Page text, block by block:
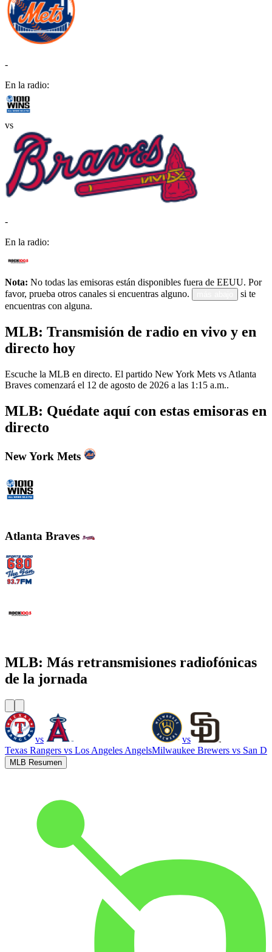
-
En la radio:
vs
-
En la radio:
Nota: No todas las emisoras están disponibles fuera de EEUU. Por
favor, prueba otros canales si encuentras alguno.
si te
encuentras con alguna.
MLB: Transmisión de radio en vivo y en
directo hoy
Escuche la MLB en directo. El partido New York Mets vs Atlanta
Braves comenzará el 12 de agosto de 2026 a las 1:15 a.m..
MLB: Quédate aquí con estas emisoras en
directo
New York Mets
Atlanta Braves
MLB: Más retransmisiones radiofónicas
de la jornada
vs
Texas Rangers vs Los Angeles Angels
vs
Milwaukee Brewers vs San
MLB Resumen